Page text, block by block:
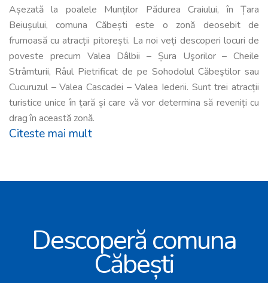
Așezată la poalele Munților Pădurea Craiului, în Țara
Beiușului, comuna Căbești este o zonă deosebit de
frumoasă cu atracții pitorești. La noi veți descoperi locuri de
poveste precum Valea Dâlbii – Șura Uşorilor – Cheile
Strâmturii, Râul Pietrificat de pe Sohodolul Căbeştilor sau
Cucuruzul – Valea Cascadei – Valea Iederii. Sunt trei atracții
turistice unice în țară și care vă vor determina să reveniți cu
drag în această zonă.
Citeste mai mult
Descoperă comuna
Căbești